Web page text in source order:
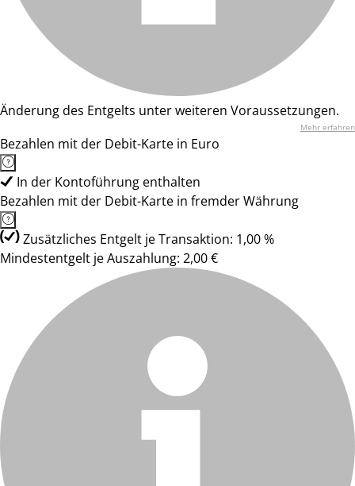
Änderung des Entgelts unter weiteren Voraussetzungen.
Mehr erfahren
Bezahlen mit der Debit-Karte in Euro
In der Kontoführung enthalten
Bezahlen mit der Debit-Karte in fremder Währung
Zusätzliches Entgelt je Transaktion: 1,00 %
Mindestentgelt je Auszahlung: 2,00 €